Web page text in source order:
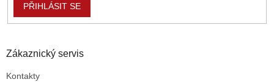
PŘIHLÁSIT SE
Zákaznický servis
Kontakty